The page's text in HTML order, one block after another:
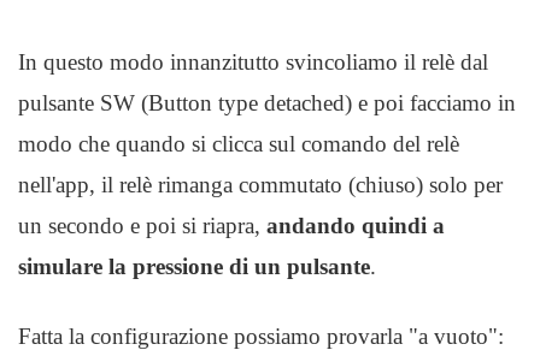
In questo modo innanzitutto svincoliamo il relè dal
pulsante SW (Button type detached) e poi facciamo in
modo che quando si clicca sul comando del relè
nell'app, il relè rimanga commutato (chiuso) solo per
un secondo e poi si riapra, andando quindi a
simulare la pressione di un pulsante.
Fatta la configurazione possiamo provarla "a vuoto":